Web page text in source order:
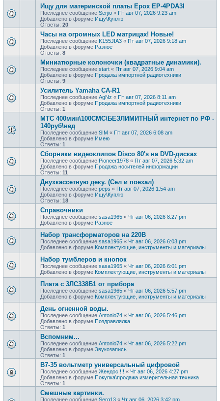
Ищу для материнской платы Epox EP-4PDA3I
Последнее сообщение Serjio « Пт авг 07, 2026 9:23 am
Добавлено в форуме Ищу\Куплю
Ответы: 20
Часы на огромных LED матрицах! Новые!
Последнее сообщение K155JIA3 « Пт авг 07, 2026 9:18 am
Добавлено в форуме Разное
Ответы: 8
Миниатюрные колоночки (квадратные динамики).
Последнее сообщение start « Пт авг 07, 2026 9:04 am
Добавлено в форуме Продажа импортной радиотехники
Ответы: 9
Усилитель Yamaha CA-R1
Последнее сообщение AgNz « Пт авг 07, 2026 8:11 am
Добавлено в форуме Продажа импортной радиотехники
Ответы: 1
МТС 400мин\100СМС\БЕЗЛИМИТНЫЙ интернет по РФ -
140руб\нед
Последнее сообщение SIM « Пт авг 07, 2026 6:08 am
Добавлено в форуме Имею
Ответы: 1
Сборники видеоклипов Disco 80's на DVD-дисках
Последнее сообщение Pioneer1978 « Пт авг 07, 2026 5:32 am
Добавлено в форуме Продажa носителей информации
Ответы: 11
Двухкассетную деку. (Сел и поехал)
Последнее сообщение peps « Пт авг 07, 2026 1:54 am
Добавлено в форуме Ищу\Куплю
Ответы: 18
Справочники
Последнее сообщение sasa1965 « Чт авг 06, 2026 8:27 pm
Добавлено в форуме Разное
Набор трансформаторов на 220В
Последнее сообщение sasa1965 « Чт авг 06, 2026 6:03 pm
Добавлено в форуме Комплектующие, инструменты и материалы
Набор тумблеров и кнопок
Последнее сообщение sasa1965 « Чт авг 06, 2026 6:01 pm
Добавлено в форуме Комплектующие, инструменты и материалы
Плата с 3ЛС338Б1 от прибора
Последнее сообщение sasa1965 « Чт авг 06, 2026 5:57 pm
Добавлено в форуме Комплектующие, инструменты и материалы
День огненной воды.
Последнее сообщение Antonio74 « Чт авг 06, 2026 5:46 pm
Добавлено в форуме Поздравлялка
Ответы: 1
Вспомним...
Последнее сообщение Antonio74 « Чт авг 06, 2026 5:22 pm
Добавлено в форуме Звукозапись
Ответы: 1
В7-35 вольтметр универсальный цифровой
Последнее сообщение Жендос !!! « Чт авг 06, 2026 4:27 pm
Добавлено в форуме Покупка\продажа измерительная техника
Ответы: 1
Смешные картинки.
Последнее сообщение Serg13 « Чт авг 06, 2026 3:42 pm